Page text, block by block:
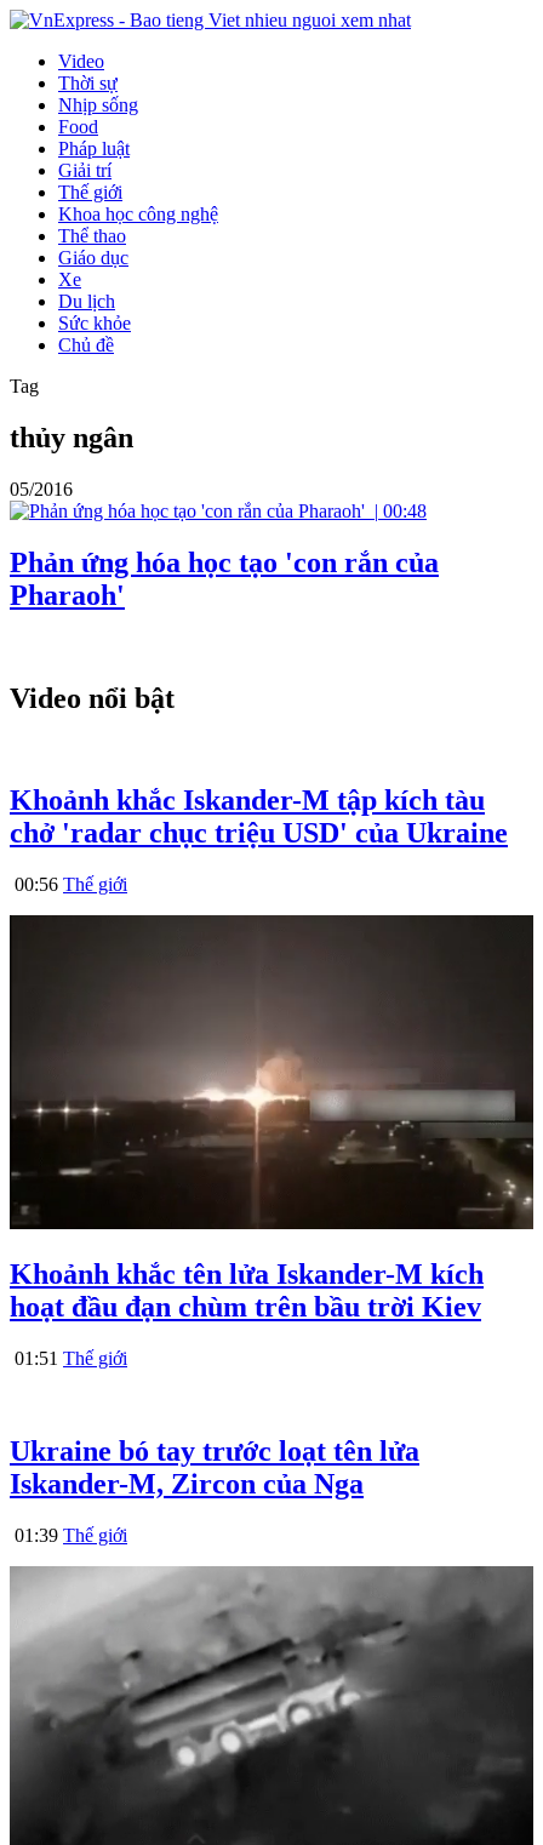
Video
Thời sự
Nhịp sống
Food
Pháp luật
Giải trí
Thế giới
Khoa học công nghệ
Thể thao
Giáo dục
Xe
Du lịch
Sức khỏe
Chủ đề
Tag
thủy ngân
05/2016
| 00:48
Phản ứng hóa học tạo 'con rắn của
Pharaoh'
Video nổi bật
Khoảnh khắc Iskander-M tập kích tàu
chở 'radar chục triệu USD' của Ukraine
00:56 Thế giới
Khoảnh khắc tên lửa Iskander-M kích
hoạt đầu đạn chùm trên bầu trời Kiev
01:51 Thế giới
Ukraine bó tay trước loạt tên lửa
Iskander-M, Zircon của Nga
01:39 Thế giới